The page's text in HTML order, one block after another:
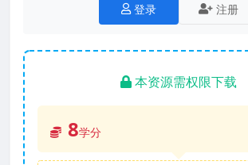
登录 注册
本资源需权限下载
8学分